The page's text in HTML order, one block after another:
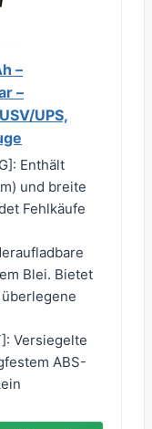
–
–
UPS,
Enthält
und breite
Fehlkäufe
Blei. Bietet
Versiegelte
ABS-